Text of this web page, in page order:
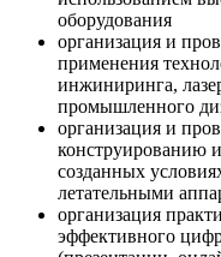
оборудования
организация и
применения
инжиниринга,
промышленного
организация и
конструированию
созданных
летательными
организация
эффективного